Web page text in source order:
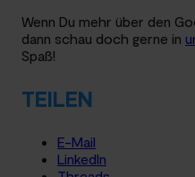
Wenn Du mehr über den
dann schau doch gerne in
Spaß!
TEILEN
E-Mail
LinkedIn